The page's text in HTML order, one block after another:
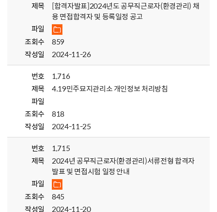
제목
[합격자발표]2024년도 공무직근로자(환경관리) 채
용 면접합격자 및 등록일정 공고
파일
조회수
859
작성일
2024-11-26
번호
1,716
제목
4.19민주묘지관리소 개인정보 처리방침
파일
조회수
818
작성일
2024-11-25
번호
1,715
제목
2024년 공무직근로자(환경관리)서류전형 합격자
발표 및 면접시험 일정 안내
파일
조회수
845
작성일
2024-11-20